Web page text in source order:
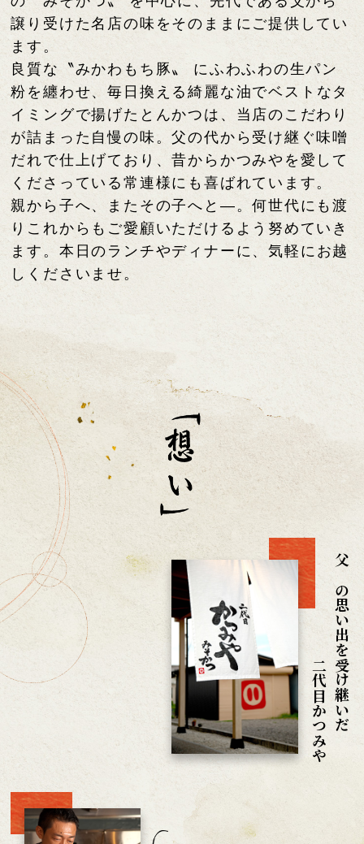
譲り受けた名店の味を そのままにご提供してい
ます。
良質な〝みかわもち豚〟 に ふわふわの生パン
粉を纏わせ、毎日換える綺麗な油でベストなタ
イミングで揚げたとんかつは、 当店のこだわり
が詰まった自慢の味。父の代から受け継ぐ味噌
だれで仕上げており、昔からかつみやを愛して
くださっている 常連様にも喜ばれています。
親から子へ、またその子へと―。何世代にも渡
りこれからも ご愛顧いただけるよう努めていき
ます。 本日のランチやディナーに、気軽にお越
しくださいませ。
父との思い出を受け継いだ
二代目かつみや